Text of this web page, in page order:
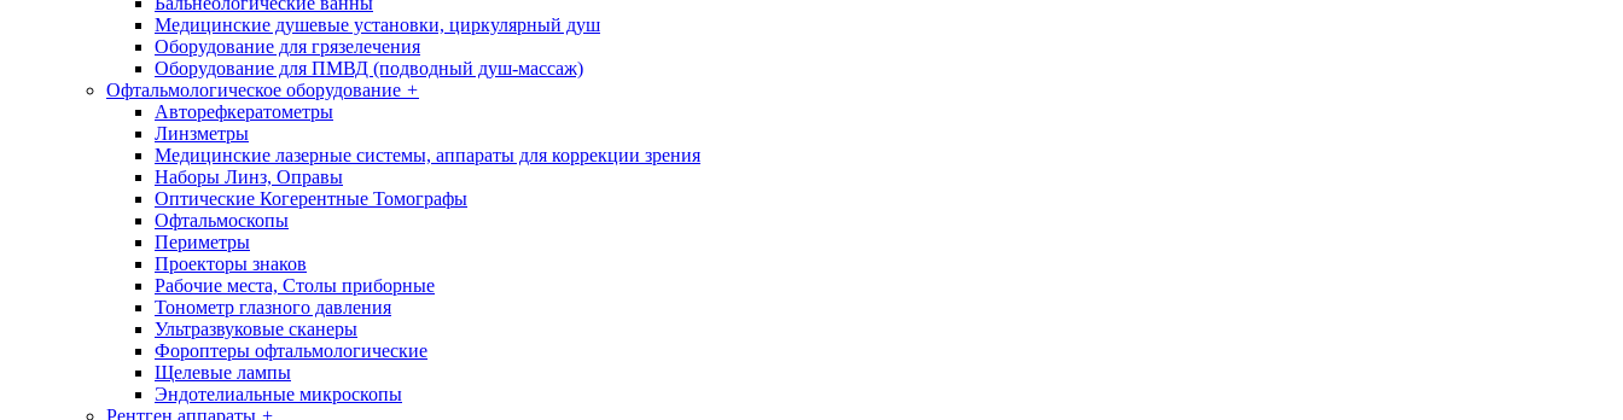
Медицинские душевые установки, циркулярный душ
Оборудование для грязелечения
Оборудование для ПМВД (подводный душ-массаж)
Офтальмологическое оборудование +
Авторефкератометры
Линзметры
Медицинские лазерные системы, аппараты для коррекции зрения
Наборы Линз, Оправы
Оптические Когерентные Томографы
Офтальмоскопы
Периметры
Проекторы знаков
Рабочие места, Столы приборные
Тонометр глазного давления
Ультразвуковые сканеры
Фороптеры офтальмологические
Щелевые лампы
Эндотелиальные микроскопы
Рентген аппараты +